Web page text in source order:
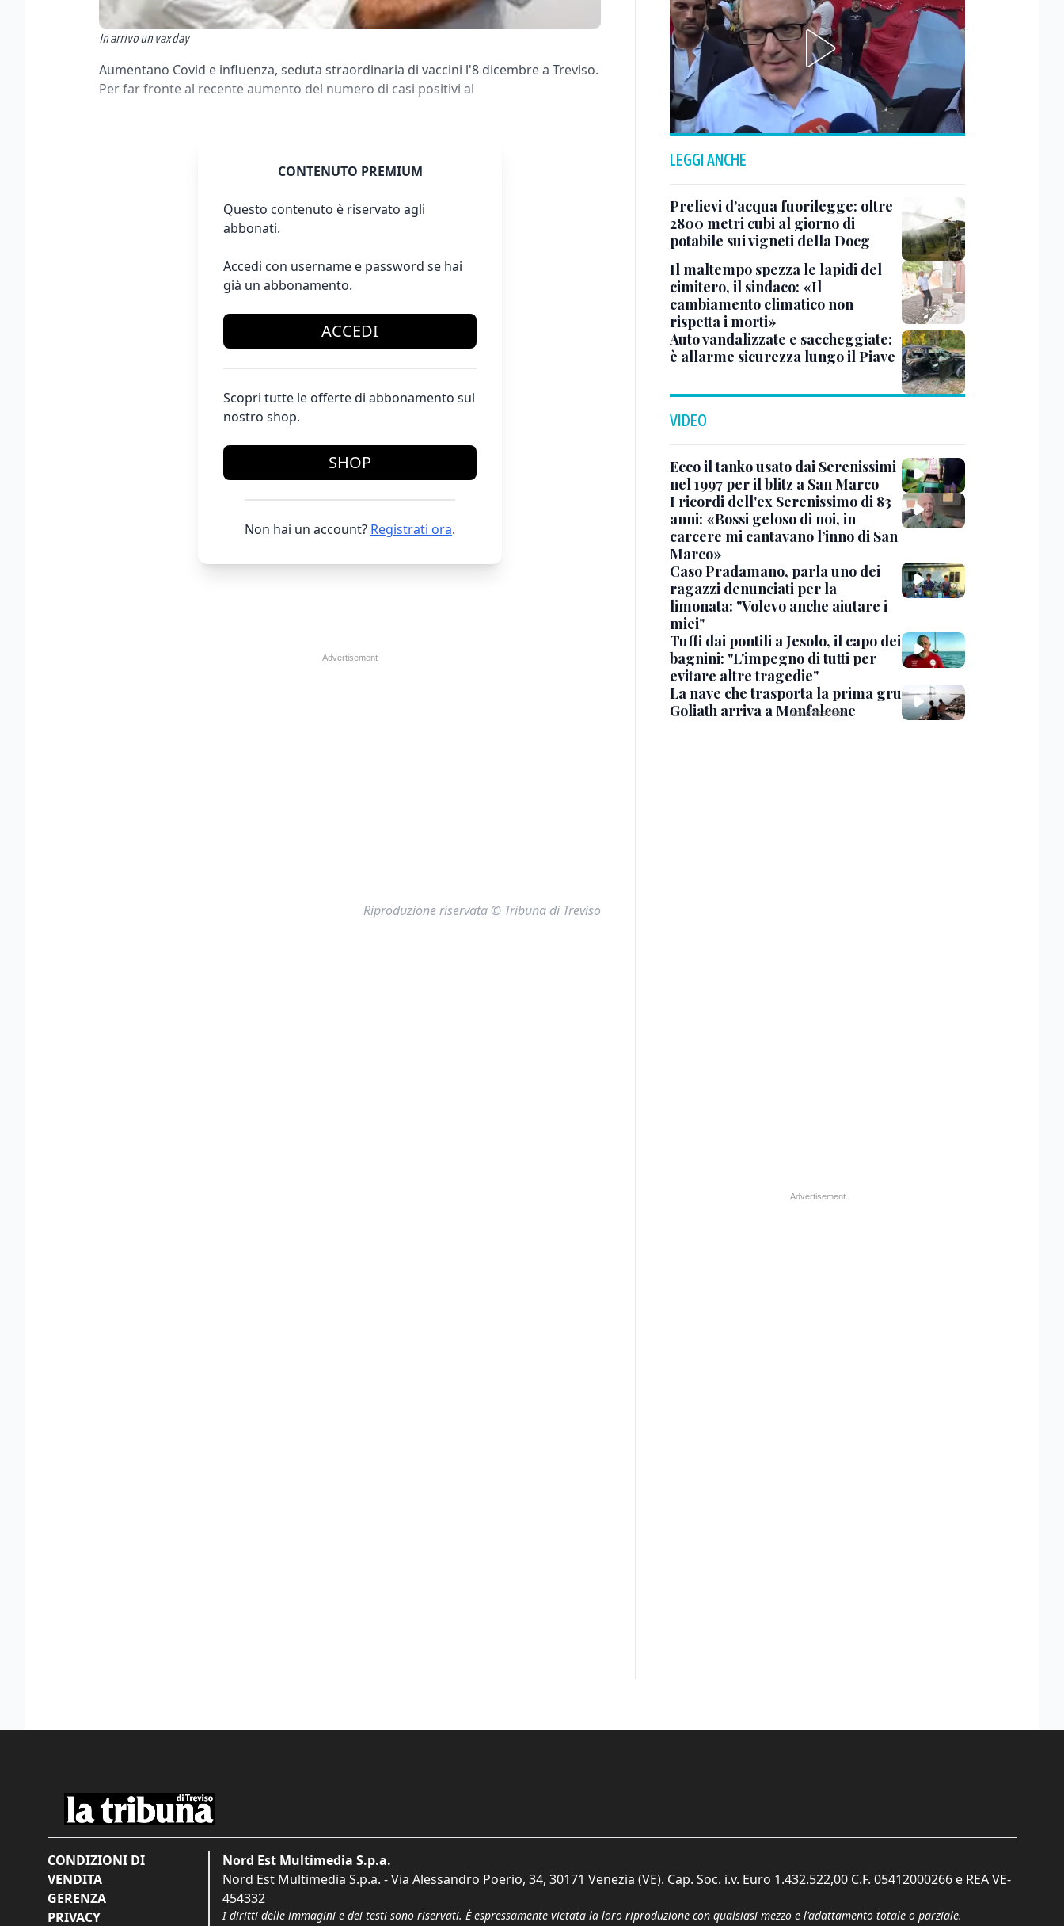
In arrivo un vax day
Aumentano Covid e influenza, seduta straordinaria di vaccini l'8 dicembre a Treviso.
Per far fronte al recente aumento del numero di casi positivi al
CONTENUTO PREMIUM
Questo contenuto è riservato agli
abbonati.
Accedi con username e password se hai
già un abbonamento.
ACCEDI
Scopri tutte le offerte di abbonamento sul
nostro shop.
SHOP
Non hai un account? Registrati ora.
Riproduzione riservata © Tribuna di Treviso
LEGGI ANCHE
Prelievi d’acqua fuorilegge: oltre
2800 metri cubi al giorno di
potabile sui vigneti della Docg
Il maltempo spezza le lapidi del
cimitero, il sindaco: «Il
cambiamento climatico non
rispetta i morti»
Auto vandalizzate e saccheggiate:
è allarme sicurezza lungo il Piave
VIDEO
Ecco il tanko usato dai Serenissimi
nel 1997 per il blitz a San Marco
I ricordi dell'ex Serenissimo di 83
anni: «Bossi geloso di noi, in
carcere mi cantavano l’inno di San
Marco»
Caso Pradamano, parla uno dei
ragazzi denunciati per la
limonata: "Volevo anche aiutare i
miei"
Tuffi dai pontili a Jesolo, il capo dei
bagnini: "L'impegno di tutti per
evitare altre tragedie"
La nave che trasporta la prima gru
Goliath arriva a Monfalcone
CONDIZIONI DI
VENDITA
GERENZA
PRIVACY
Nord Est Multimedia S.p.a.
Nord Est Multimedia S.p.a. - Via Alessandro Poerio, 34, 30171 Venezia (VE). Cap. Soc. i.v. Euro 1.432.522,00 C.F. 05412000266 e REA VE-
454332
I diritti delle immagini e dei testi sono riservati. È espressamente vietata la loro riproduzione con qualsiasi mezzo e l'adattamento totale o parziale.